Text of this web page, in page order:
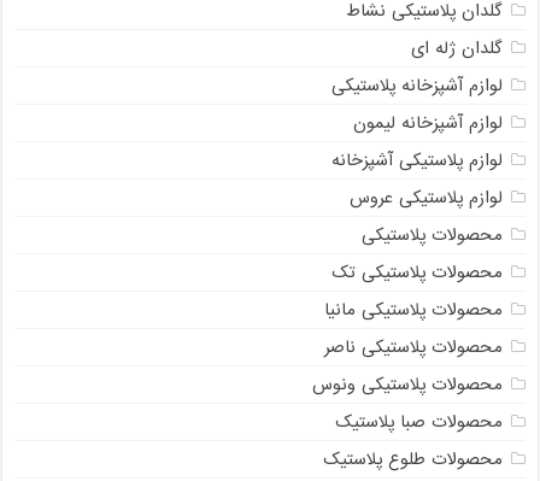
گلدان پلاستیکی نشاط
گلدان ژله ای
لوازم آشپزخانه پلاستیکی
لوازم آشپزخانه لیمون
لوازم پلاستیکی آشپزخانه
لوازم پلاستیکی عروس
محصولات پلاستیکی
محصولات پلاستیکی تک
محصولات پلاستیکی مانیا
محصولات پلاستیکی ناصر
محصولات پلاستیکی ونوس
محصولات صبا پلاستیک
محصولات طلوع پلاستیک